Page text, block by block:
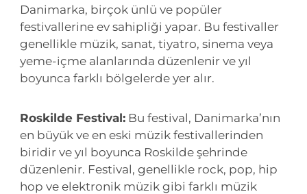
Danimarka, birçok ünlü ve popüler
festivallerine ev sahipliği yapar. Bu festivaller
genellikle müzik, sanat, tiyatro, sinema veya
yeme-içme alanlarında düzenlenir ve yıl
boyunca farklı bölgelerde yer alır.
Roskilde Festival: Bu festival, Danimarka’nın
en büyük ve en eski müzik festivallerinden
biridir ve yıl boyunca Roskilde şehrinde
düzenlenir. Festival, genellikle rock, pop, hip
hop ve elektronik müzik gibi farklı müzik